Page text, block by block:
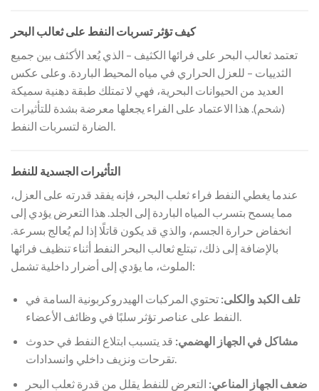
كيف تؤثر تسربات النفط على ثعالب البحر
تعتمد ثعالب البحر على فرائها الكثيف – الذي يُعد الأكثف بين جميع
الثدييات – للعزل الحراري في مياه المحيط الباردة. وعلى عكس
العديد من الحيوانات البحرية، فهي لا تمتلك طبقة دهنية سميكة
(شحم). هذا الاعتماد على الفراء يجعلها معرضة بشدة للتأثيرات
الضارة لتسربات النفط.
التأثيرات الجسدية للنفط
عندما يغطي النفط فراء ثعلب البحر، فإنه يفقد قدرته على العزل،
مما يسمح بتسرب المياه الباردة إلى الجلد. هذا التعرض يؤدي إلى
انخفاض حرارة الجسم، والذي قد يكون قاتلًا إذا لم يُعالج بسرعة.
بالإضافة إلى ذلك، تبتلع ثعالب البحر النفط أثناء تنظيف فرائها
الملوث، ما يؤدي إلى أضرار داخلية تشمل:
تلف الكبد والكلى: تحتوي المركبات الهيدروكربونية السامة في
مشاكل في الجهاز الهضمي: قد يتسبب ابتلاع النفط في حدوث
تقرحات ونزيف داخلي وانسدادات.
ضعف الجهاز المناعي: التعرض للنفط يقلل من قدرة ثعلب البحر